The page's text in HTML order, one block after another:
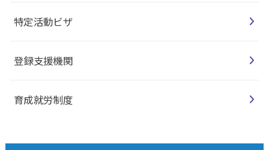
特定活動ビザ
登録支援機関
育成就労制度